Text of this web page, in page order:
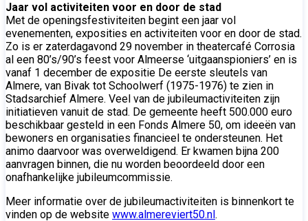
Jaar vol activiteiten voor en door de stad
Met de openingsfestiviteiten begint een jaar vol
evenementen, exposities en activiteiten voor en door de stad.
Zo is er zaterdagavond 29 november in theatercafé Corrosia
al een 80’s/90’s feest voor Almeerse ‘uitgaanspioniers’ en is
vanaf 1 december de expositie De eerste sleutels van
Almere, van Bivak tot Schoolwerf (1975-1976) te zien in
Stadsarchief Almere. Veel van de jubileumactiviteiten zijn
initiatieven vanuit de stad. De gemeente heeft 500.000 euro
beschikbaar gesteld in een Fonds Almere 50, om ideeën van
bewoners en organisaties financieel te ondersteunen. Het
animo daarvoor was overweldigend. Er kwamen bijna 200
aanvragen binnen, die nu worden beoordeeld door een
onafhankelijke jubileumcommissie.
Meer informatie over de jubileumactiviteiten is binnenkort te
vinden op de website www.almereviert50.nl .